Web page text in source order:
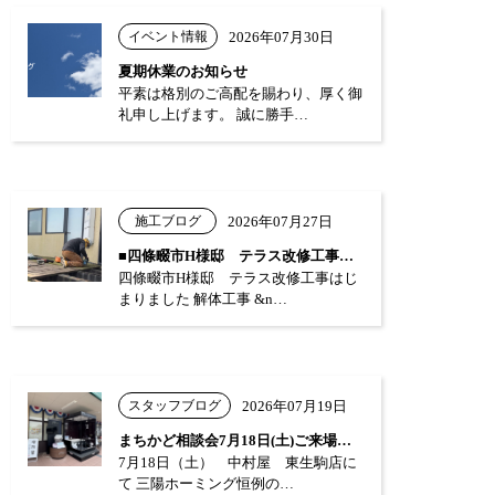
イベント情報 2026年07月30日
夏期休業のお知らせ
平素は格別のご高配を賜わり、厚く御
礼申し上げます。 誠に勝手…
施工ブログ 2026年07月27日
■四條畷市H様邸 テラス改修工事はじまり…
四條畷市H様邸 テラス改修工事はじ
まりました 解体工事 &n…
スタッフブログ 2026年07月19日
まちかど相談会7月18日(土)ご来場あり…
7月18日（土） 中村屋 東生駒店に
て 三陽ホーミング恒例の…